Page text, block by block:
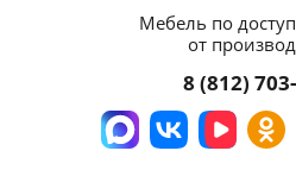
Мебель по
от
8 (812)